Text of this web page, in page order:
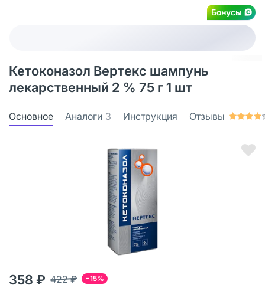
Бонусы
Кетоконазол Вертекс шампунь
лекарственный 2 % 75 г 1 шт
Основное Аналоги 3 Инструкция Отзывы
−15%
422 ₽
358 ₽